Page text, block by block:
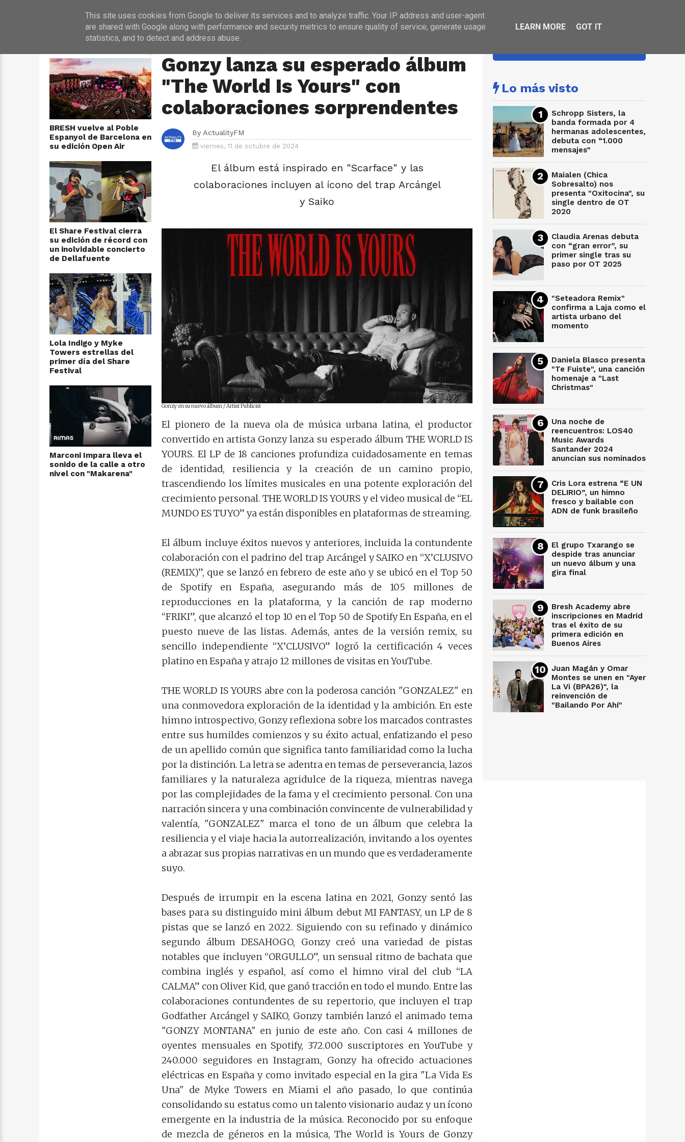
INICIO NOTICIAS PROGRAMACIÓN ENTREVISTAS
BRESH vuelve al Poble
Espanyol de Barcelona en
su edición Open Air
El Share Festival cierra
su edición de récord con
un inolvidable concierto
de Dellafuente
Lola Indigo y Myke
Towers estrellas del
primer día del Share
Festival
Marconi Impara lleva el
sonido de la calle a otro
nivel con "Makarena"
Gonzy lanza su esperado álbum
"The World Is Yours" con
colaboraciones sorprendentes
By ActualityFM
viernes, 11 de octubre de 2024
El álbum está inspirado en "Scarface" y las
colaboraciones incluyen al ícono del trap Arcángel
y Saiko
Gonzy en su nuevo álbum / Artist Publicist
El pionero de la nueva ola de música urbana latina, el productor
convertido en artista Gonzy lanza su esperado álbum THE WORLD IS
YOURS. El LP de 18 canciones profundiza cuidadosamente en temas
de identidad, resiliencia y la creación de un camino propio,
trascendiendo los límites musicales en una potente exploración del
crecimiento personal. THE WORLD IS YOURS y el video musical de “EL
MUNDO ES TUYO” ya están disponibles en plataformas de streaming.
El álbum incluye éxitos nuevos y anteriores, incluida la contundente
colaboración con el padrino del trap Arcángel y SAIKO en “X’CLUSIVO
(REMIX)”, que se lanzó en febrero de este año y se ubicó en el Top 50
de Spotify en España, asegurando más de 105 millones de
reproducciones en la plataforma, y la canción de rap moderno
“FRIKI”, que alcanzó el top 10 en el Top 50 de Spotify En España, en el
puesto nueve de las listas. Además, antes de la versión remix, su
sencillo independiente “X’CLUSIVO” logró la certificación 4 veces
platino en España y atrajo 12 millones de visitas en YouTube.
THE WORLD IS YOURS abre con la poderosa canción "GONZALEZ" en
una conmovedora exploración de la identidad y la ambición. En este
himno introspectivo, Gonzy reflexiona sobre los marcados contrastes
entre sus humildes comienzos y su éxito actual, enfatizando el peso
de un apellido común que significa tanto familiaridad como la lucha
por la distinción. La letra se adentra en temas de perseverancia, lazos
familiares y la naturaleza agridulce de la riqueza, mientras navega
por las complejidades de la fama y el crecimiento personal. Con una
narración sincera y una combinación convincente de vulnerabilidad y
valentía, "GONZALEZ" marca el tono de un álbum que celebra la
resiliencia y el viaje hacia la autorrealización, invitando a los oyentes
a abrazar sus propias narrativas en un mundo que es verdaderamente
suyo.
Después de irrumpir en la escena latina en 2021, Gonzy sentó las
bases para su distinguido mini álbum debut MI FANTASY, un LP de 8
pistas que se lanzó en 2022. Siguiendo con su refinado y dinámico
segundo álbum DESAHOGO, Gonzy creó una variedad de pistas
notables que incluyen “ORGULLO”, un sensual ritmo de bachata que
combina inglés y español, así como el himno viral del club “LA
CALMA” con Oliver Kid, que ganó tracción en todo el mundo. Entre las
colaboraciones contundentes de su repertorio, que incluyen el trap
Godfather Arcángel y SAIKO, Gonzy también lanzó el animado tema
"GONZY MONTANA" en junio de este año. Con casi 4 millones de
oyentes mensuales en Spotify, 372.000 suscriptores en YouTube y
240.000 seguidores en Instagram, Gonzy ha ofrecido actuaciones
eléctricas en España y como invitado especial en la gira "La Vida Es
Una" de Myke Towers en Miami el año pasado, lo que continúa
consolidando su estatus como un talento visionario audaz y un ícono
emergente en la industria de la música. Reconocido por su enfoque
de mezcla de géneros en la música, The World is Yours de Gonzy
Lo más visto
Schropp Sisters, la
banda formada por 4
hermanas adolescentes,
debuta con “1.000
mensajes”
Maialen (Chica
Sobresalto) nos
presenta "Oxitocina", su
single dentro de OT
2020
Claudia Arenas debuta
con “gran error”, su
primer single tras su
paso por OT 2025
"Seteadora Remix"
confirma a Laja como el
artista urbano del
momento
Daniela Blasco presenta
"Te Fuiste", una canción
homenaje a "Last
Christmas"
Una noche de
reencuentros: LOS40
Music Awards
Santander 2024
anuncian sus nominados
Cris Lora estrena “E UN
DELIRIO”, un himno
fresco y bailable con
ADN de funk brasileño
El grupo Txarango se
despide tras anunciar
un nuevo álbum y una
gira final
Bresh Academy abre
inscripciones en Madrid
tras el éxito de su
primera edición en
Buenos Aires
Juan Magán y Omar
Montes se unen en "Ayer
La Vi (BPA26)", la
reinvención de
"Bailando Por Ahí"
This site uses cookies from Google to deliver its services and to analyze traffic. Your IP address and user-agent
are shared with Google along with performance and security metrics to ensure quality of service, generate usage
statistics, and to detect and address abuse.
LEARN MORE GOT IT